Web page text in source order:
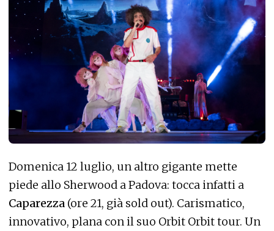
Domenica 12 luglio, un altro gigante mette
piede allo Sherwood a Padova: tocca infatti a
Caparezza (ore 21, già sold out). Carismatico,
innovativo, plana con il suo Orbit Orbit tour. Un